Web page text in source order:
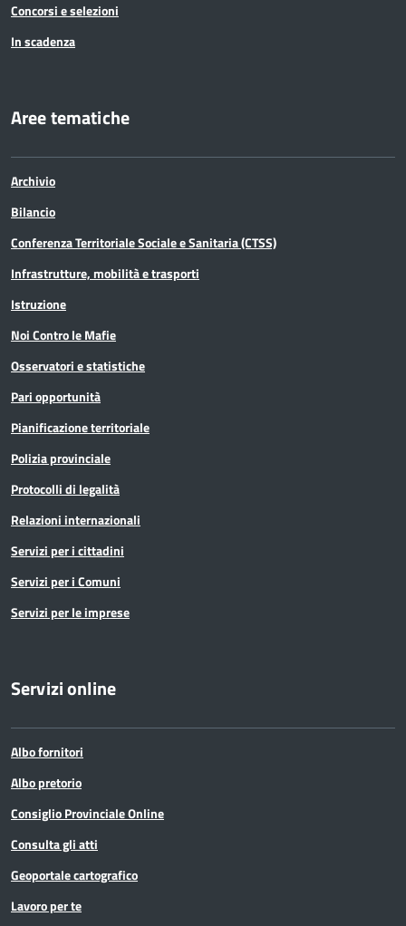
Concorsi e selezioni
In scadenza
Aree tematiche
Archivio
Bilancio
Conferenza Territoriale Sociale e Sanitaria (CTSS)
Infrastrutture, mobilità e trasporti
Istruzione
Noi Contro le Mafie
Osservatori e statistiche
Pari opportunità
Pianificazione territoriale
Polizia provinciale
Protocolli di legalità
Relazioni internazionali
Servizi per i cittadini
Servizi per i Comuni
Servizi per le imprese
Servizi online
Albo fornitori
Albo pretorio
Consiglio Provinciale Online
Consulta gli atti
Geoportale cartografico
Lavoro per te